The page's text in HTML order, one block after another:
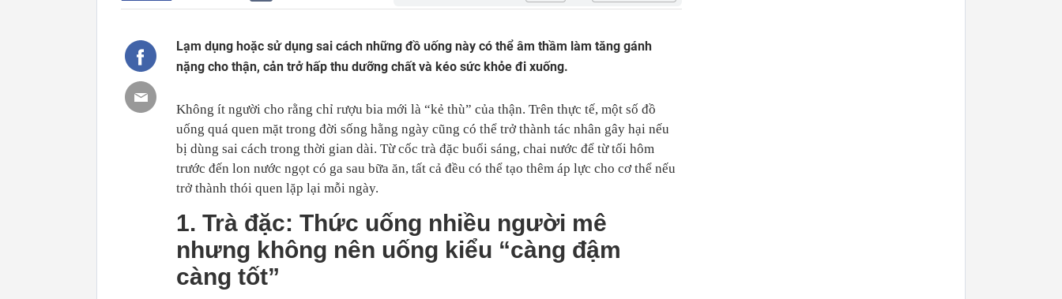
Lạm dụng hoặc sử dụng sai cách những đồ uống này có thể âm thầm làm tăng gánh
nặng cho thận, cản trở hấp thu dưỡng chất và kéo sức khỏe đi xuống.
Không ít người cho rằng chỉ rượu bia mới là “kẻ thù” của thận. Trên thực tế, một số đồ
uống quá quen mặt trong đời sống hằng ngày cũng có thể trở thành tác nhân gây hại nếu
bị dùng sai cách trong thời gian dài. Từ cốc trà đặc buổi sáng, chai nước để từ tối hôm
trước đến lon nước ngọt có ga sau bữa ăn, tất cả đều có thể tạo thêm áp lực cho cơ thể nếu
trở thành thói quen lặp lại mỗi ngày.
1. Trà đặc: Thức uống nhiều người mê
nhưng không nên uống kiểu “càng đậm
càng tốt”